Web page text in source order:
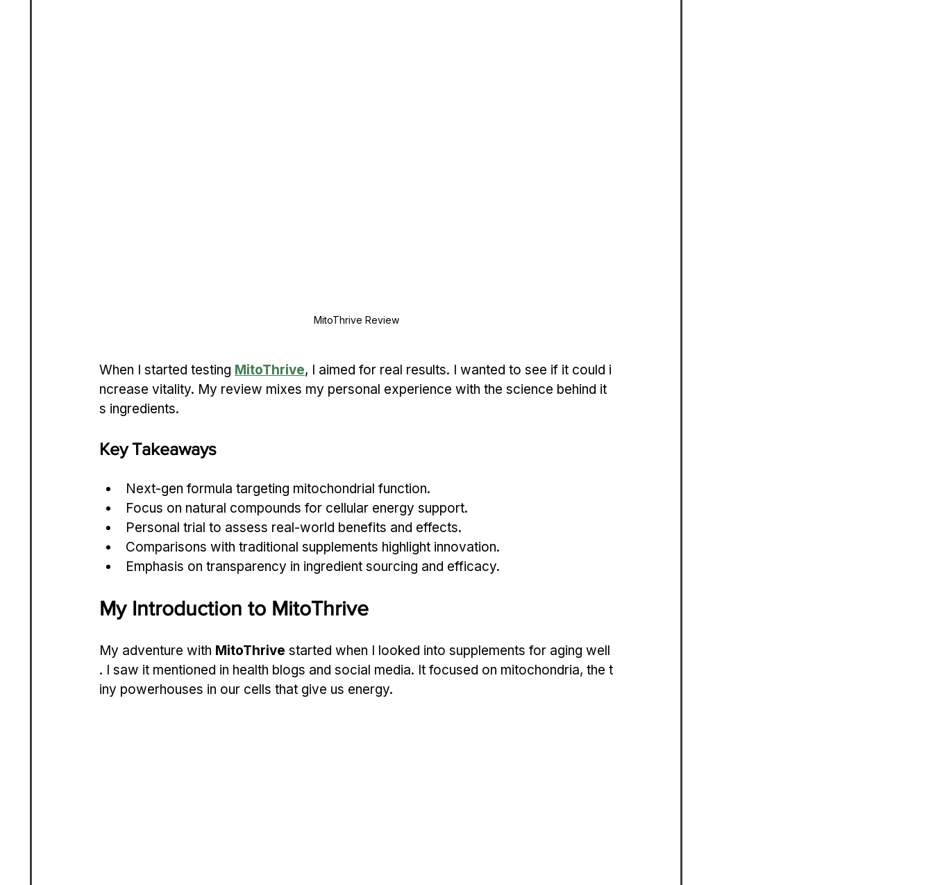
MitoThrive Review
When I started testing MitoThrive, I aimed for real results. I wanted to see if it could i
ncrease vitality. My review mixes my personal experience with the science behind it
s ingredients.
Key Takeaways
Next-gen formula targeting mitochondrial function.
Focus on natural compounds for cellular energy support.
Personal trial to assess real-world benefits and effects.
Comparisons with traditional supplements highlight innovation.
Emphasis on transparency in ingredient sourcing and efficacy.
My Introduction to MitoThrive
My adventure with MitoThrive started when I looked into supplements for aging well
. I saw it mentioned in health blogs and social media. It focused on mitochondria, the t
iny powerhouses in our cells that give us energy.